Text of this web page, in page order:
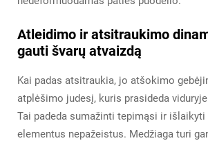
Atleidimo ir atsitraukimo
gauti švarų atvaizdą
Kai padas atsitraukia, jo atšokimo
atplėšimo judesį, kuris prasideda
Tai padeda sumažinti tepimąsi ir
elementus nepažeistus. Medžiaga turi